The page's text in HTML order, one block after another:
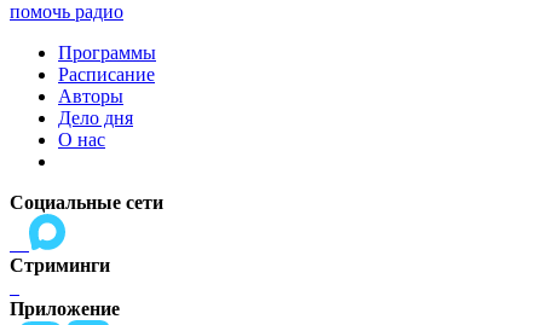
помочь радио
Программы
Расписание
Авторы
Дело дня
О нас
Социальные сети
Стриминги
Приложение